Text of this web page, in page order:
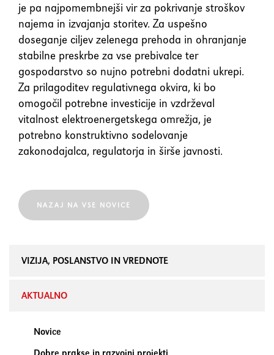
VIZIJA, POSLANSTVO IN VREDNOTE
AKTUALNO
Novice
je pa najpomembnejši vir za pokrivanje stroškov
najema in izvajanja storitev. Za uspešno
doseganje ciljev zelenega prehoda in ohranjanje
stabilne preskrbe za vse prebivalce ter
gospodarstvo so nujno potrebni dodatni ukrepi.
Za prilagoditev regulativnega okvira, ki bo
omogočil potrebne investicije in vzdrževal
vitalnost elektroenergetskega omrežja, je
potrebno konstruktivno sodelovanje
zakonodajalca, regulatorja in širše javnosti.
NAZAJ NA VSE NOVICE